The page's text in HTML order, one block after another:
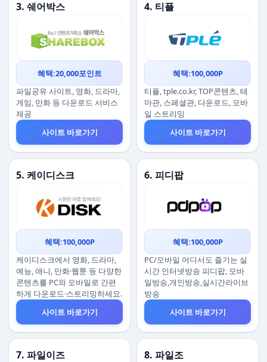
3. 쉐어박스
혜택:20,000포인트
파일공유 사이트, 영화, 드라마,
게임, 만화 등 다운로드 서비스
제공
사이트 바로가기
4. 티플
혜택:100,000P
티플, tple.co.kr, TOP콘텐츠, 테
마관, 스페셜관, 다운로드, 모바
일 스트리밍
사이트 바로가기
5. 케이디스크
혜택:100,000P
케이디스크에서 영화, 드라마,
예능, 애니, 만화·웹툰 등 다양한
콘텐츠를 PC와 모바일로 간편
하게 다운로드·스트리밍하세요.
사이트 바로가기
6. 피디팝
혜택:100,000P
PC/모바일 어디서도 즐기는 실
시간 인터넷방송 피디팝, 모바
일방송,개인방송,실시간라이브
방송
사이트 바로가기
7. 파일이즈 8. 파일조